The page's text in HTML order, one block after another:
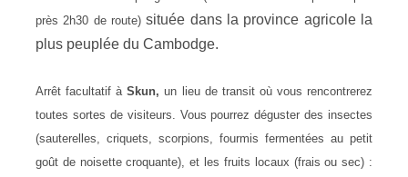
près 2h30 de route) située dans la province agricole la
plus peuplée du Cambodge.
Arrêt facultatif àSkun, un lieu de transit où vous rencontrerez
toutes sortes de visiteurs. Vous pourrez déguster des insectes
(sauterelles, criquets, scorpions, fourmis fermentées au petit
goût de noisette croquante), et les fruits locaux (frais ou sec) :